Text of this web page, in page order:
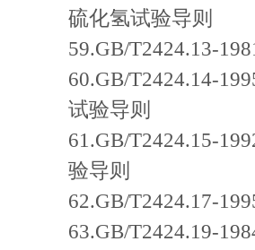
硫化氢试验导则
59.GB/T2424.13-
60.GB/T2424.14-
试验导则
61.GB/T2424.15-
验导则
62.GB/T2424.17-
63.GB/T2424.19-